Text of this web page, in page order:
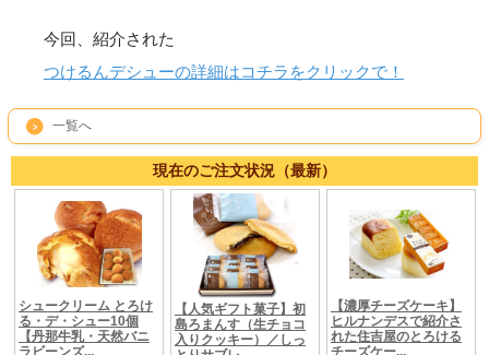
今回、紹介された
つけるんデシューの詳細はコチラをクリックで！
一覧へ
現在のご注文状況（最新）